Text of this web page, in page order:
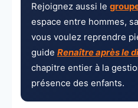
Rejoignez aussi le
espace entre hommes,
vous voulez reprendre
guide Renaître après le
chapitre entier à la
présence des enfants.